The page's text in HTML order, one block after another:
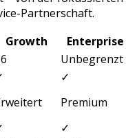
Partnerschaft.
Growth
Enterprise
Unbegrenzt
✓
Premium
✓